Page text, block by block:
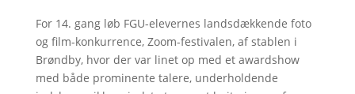
For 14. gang løb FGU-elevernes landsdækkende foto
og film-konkurrence, Zoom-festivalen, af stablen i
Brøndby, hvor der var linet op med et awardshow
med både prominente talere, underholdende